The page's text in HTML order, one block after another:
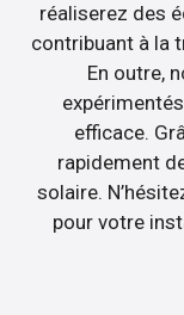
réaliserez des
contribuant à la
En outre,
efficace.
rapidement
solaire.
pour votre